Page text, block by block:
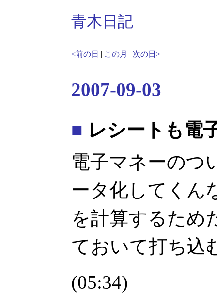
青木日記
<前の日 | この月 | 次の日>
2007-09-03
■ レシートも電
電子マネーのつ
ータ化してくん
を計算するため
ておいて打ち込
(05:34)